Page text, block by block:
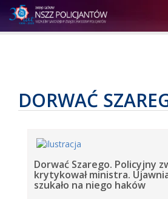
DORWAĆ
Dorwać Szarego. Policyjny
krytykował ministra.
szukało na niego haków